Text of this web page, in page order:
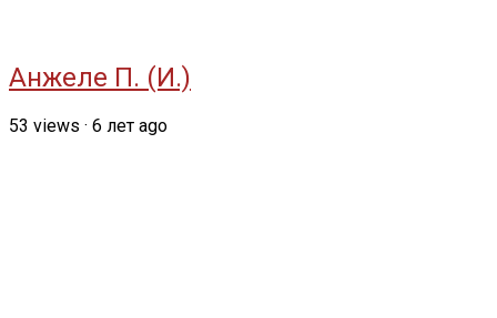
Анжеле П. (И.)
53 views · 6 лет ago